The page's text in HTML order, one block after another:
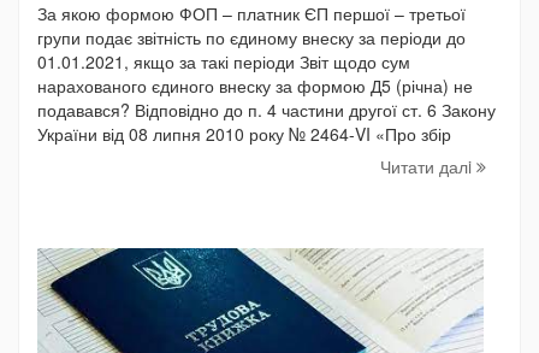
За якою формою ФОП – платник ЄП першої – третьої
групи подає звітність по єдиному внеску за періоди до
01.01.2021, якщо за такі періоди Звіт щодо сум
нарахованого єдиного внеску за формою Д5 (річна) не
подавався? Відповідно до п. 4 частини другої ст. 6 Закону
України від 08 липня 2010 року № 2464-VI «Про збір
Читати далi